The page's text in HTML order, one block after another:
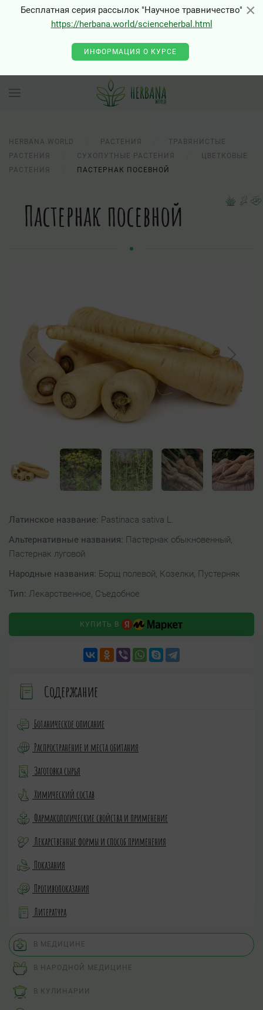
×
Бесплатная серия рассылок "Научное травничество"
https://herbana.world/scienceherbal.html
ИНФОРМАЦИЯ О КУРСЕ
HERBANA.WORLD РАСТЕНИЯ
ТРАВЯНИСТЫЕ
РАСТЕНИЯ
СУХОПУТНЫЕ РАСТЕНИЯ
ЦВЕТКОВЫЕ
РАСТЕНИЯ
ПАСТЕРНАК ПОСЕВНОЙ
Пастернак посевной
Латинское название: Pastinaca sativa L.
Альтернативные названия: Пастернак обыкновенный,
Пастернак луговой
Народные названия: Борщ полевой, Козелки, Пустерняк
Тип: Лекарственное, Съедобное
КУПИТЬ В
Содержание
Ботаническое описание
Распространение и места обитания
Заготовка сырья
Химический состав
Фармакологические свойства и применение
Лекарственные формы и способ применения
Показания
Противопоказания
Литература
В МЕДИЦИНЕ
В НАРОДНОЙ МЕДИЦИНЕ
В КУЛИНАРИИ
×